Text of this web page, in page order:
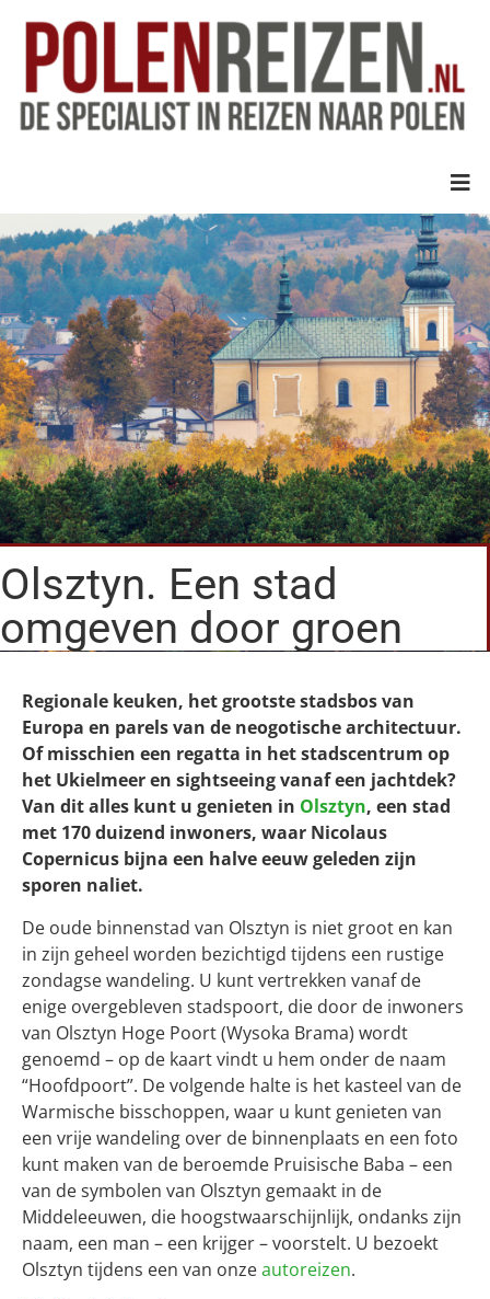
Olsztyn. Een stad
omgeven door groen
Regionale keuken, het grootste stadsbos van
Europa en parels van de neogotische architectuur.
Of misschien een regatta in het stadscentrum op
het Ukielmeer en sightseeing vanaf een jachtdek?
Van dit alles kunt u genieten in Olsztyn, een stad
met 170 duizend inwoners, waar Nicolaus
Copernicus bijna een halve eeuw geleden zijn
sporen naliet.
De oude binnenstad van Olsztyn is niet groot en kan
in zijn geheel worden bezichtigd tijdens een rustige
zondagse wandeling. U kunt vertrekken vanaf de
enige overgebleven stadspoort, die door de inwoners
van Olsztyn Hoge Poort (Wysoka Brama) wordt
genoemd – op de kaart vindt u hem onder de naam
“Hoofdpoort”. De volgende halte is het kasteel van de
Warmische bisschoppen, waar u kunt genieten van
een vrije wandeling over de binnenplaats en een foto
kunt maken van de beroemde Pruisische Baba – een
van de symbolen van Olsztyn gemaakt in de
Middeleeuwen, die hoogstwaarschijnlijk, ondanks zijn
naam, een man – een krijger – voorstelt. U bezoekt
Olsztyn tijdens een van onzeautoreizen.